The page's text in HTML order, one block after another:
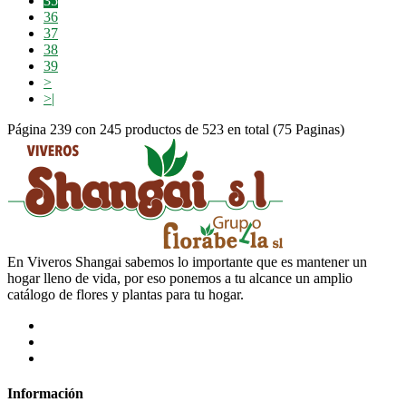
36
37
38
39
>
>|
Página 239 con 245 productos de 523 en total (75 Paginas)
En Viveros Shangai sabemos lo importante que es mantener un
hogar lleno de vida, por eso ponemos a tu alcance un amplio
catálogo de flores y plantas para tu hogar.
Información